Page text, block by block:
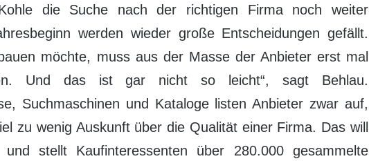
die Suche nach der richtigen Firma noch weiter
werden wieder große Entscheidungen gefällt.
möchte, muss aus der Masse der Anbieter erst mal
Und das ist gar nicht so leicht“, sagt Behlau.
Suchmaschinen und Kataloge listen Anbieter zwar auf,
zu wenig Auskunft über die Qualität einer Firma. Das will
und stellt Kaufinteressenten über 280.000 gesammelte